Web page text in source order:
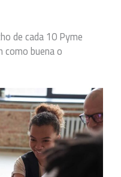
de cada 10 Pyme
buena o